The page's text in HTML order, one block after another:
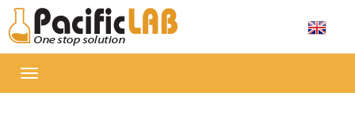
Toggle
navigation